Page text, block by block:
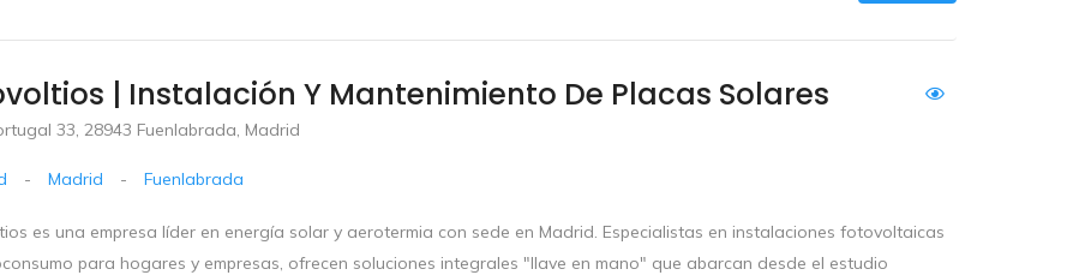
| Instalación Y Mantenimiento De Placas Solares
33, 28943 Fuenlabrada, Madrid
- Madrid - Fuenlabrada
es una empresa líder en energía solar y aerotermia con sede en Madrid. Especialistas en instalaciones fotovoltaicas
para hogares y empresas, ofrecen soluciones integrales "llave en mano" que abarcan desde el estudio